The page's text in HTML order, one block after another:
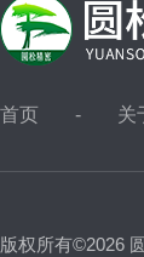
首页 关
版权所有©2026